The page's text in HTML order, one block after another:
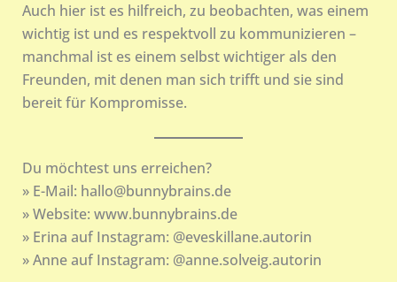
Auch hier ist es hilfreich, zu beobachten, was einem
wichtig ist und es respektvoll zu kommunizieren –
manchmal ist es einem selbst wichtiger als den
Freunden, mit denen man sich trifft und sie sind
bereit für Kompromisse.
Du möchtest uns erreichen?
» E-Mail: hallo@bunnybrains.de
» Website: www.bunnybrains.de
» Erina auf Instagram: @eveskillane.autorin
» Anne auf Instagram: @anne.solveig.autorin